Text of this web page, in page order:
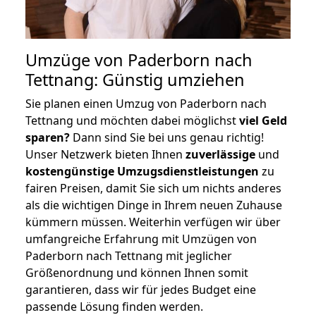
Umzüge von Paderborn nach
Tettnang: Günstig umziehen
Sie planen einen Umzug von Paderborn nach
Tettnang und möchten dabei möglichstviel Geld
sparen? Dann sind Sie bei uns genau richtig!
Unser Netzwerk bieten Ihnen zuverlässige und
kostengünstige Umzugsdienstleistungen zu
fairen Preisen, damit Sie sich um nichts anderes
als die wichtigen Dinge in Ihrem neuen Zuhause
kümmern müssen. Weiterhin verfügen wir über
umfangreiche Erfahrung mit Umzügen von
Paderborn nach Tettnang mit jeglicher
Größenordnung und können Ihnen somit
garantieren, dass wir für jedes Budget eine
passende Lösung finden werden.